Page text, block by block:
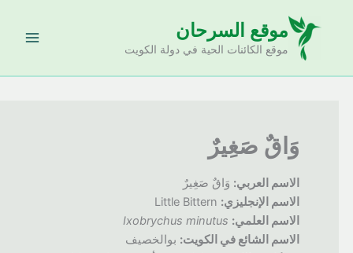
موقع السرحان
موقع الكائنات الحية في دولة الكويت
وَاقٌ صَغِيرٌ
الاسم العربي:وَاقٌ صَغِيرٌ
الاسم الإنجليزي:Little Bittern
الاسم العلمي: Ixobrychus minutus
الاسم الشائع في الكويت:بوالخصيف